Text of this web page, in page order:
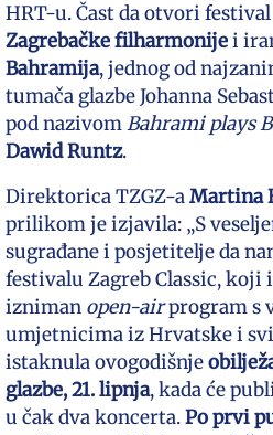
HRT-u. Čast da otvori
Zagrebačke filharmonijei
Bahramija, jednog od
tumača glazbe Johanna
pod nazivomBahrami plays
Dawid Runtz.
Direktorica TZGZ-aMartina
prilikom je izjavila: „S
sugrađane i posjetitelje da
festivalu Zagreb Classic, koji
izniman open-airprogram s
umjetnicima iz Hrvatske i
istaknula ovogodišnje
glazbe, 21. lipnja, kada će
u čak dva koncerta.Po prvi